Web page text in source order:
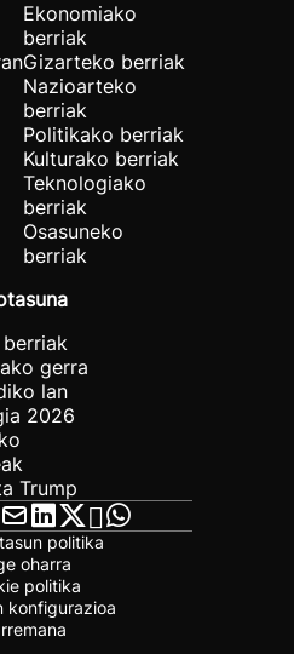
Ekonomiako
berriak
Gizarteko berriak
Nazioarteko
berriak
Politikako berriak
Kulturako berriak
Teknologiako
berriak
Osasuneko
berriak
gerra
lan
2026
Trump
politika
oharra
politika
konfigurazioa